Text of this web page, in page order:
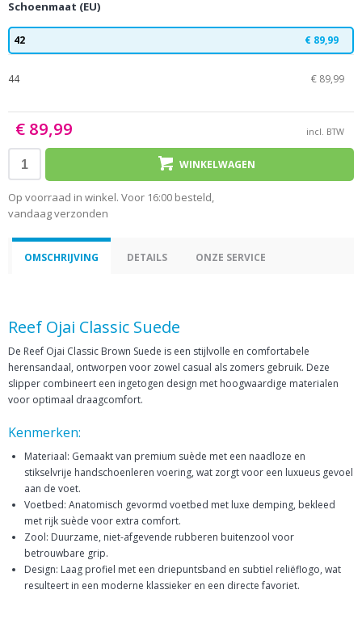
Schoenmaat (EU)
42 € 89,99
44 € 89,99
€ 89,99 incl. BTW
WINKELWAGEN
Op voorraad in winkel. Voor 16:00 besteld,
vandaag verzonden
OMSCHRIJVING DETAILS ONZE SERVICE
Reef Ojai Classic Suede
De Reef Ojai Classic Brown Suede is een stijlvolle en comfortabele
herensandaal, ontworpen voor zowel casual als zomers gebruik. Deze
slipper combineert een ingetogen design met hoogwaardige materialen
voor optimaal draagcomfort.
Kenmerken:
Materiaal: Gemaakt van premium suède met een naadloze en
stikselvrije handschoenleren voering, wat zorgt voor een luxueus gevoel
aan de voet.​
Voetbed: Anatomisch gevormd voetbed met luxe demping, bekleed
met rijk suède voor extra comfort.​
Zool: Duurzame, niet-afgevende rubberen buitenzool voor
betrouwbare grip.​
Design: Laag profiel met een driepuntsband en subtiel reliëflogo, wat
resulteert in een moderne klassieker en een directe favoriet.​